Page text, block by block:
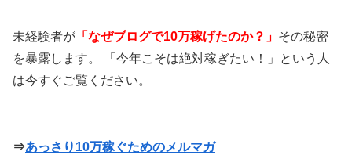
未経験者が 「なぜブログで10万稼げたのか？」 その秘密
を暴露します。 「今年こそは絶対稼ぎたい！」という人
は今すぐご覧ください。
⇒あっさり10万稼ぐためのメルマガ